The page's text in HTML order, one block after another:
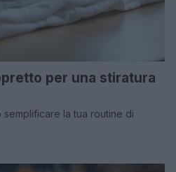
per una stiratura
la tua routine di